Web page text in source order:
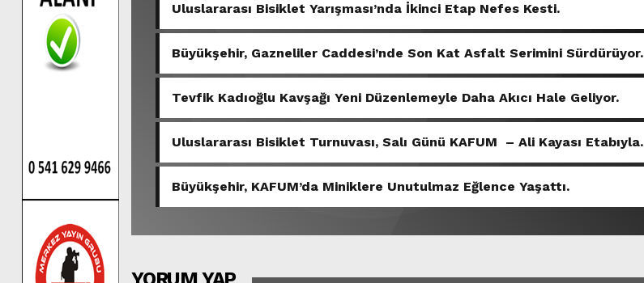
Uluslararası Bisiklet Yarışması’nda İkinci Etap Nefes Kesti.
Büyükşehir, Gazneliler Caddesi’nde Son Kat Asfalt Serimini Sürdürüyor.
Tevfik Kadıoğlu Kavşağı Yeni Düzenlemeyle Daha Akıcı Hale Geliyor.
Uluslararası Bisiklet Turnuvası, Salı Günü KAFUM – Ali Kayası Etabıyla
Büyükşehir, KAFUM’da Miniklere Unutulmaz Eğlence Yaşattı.